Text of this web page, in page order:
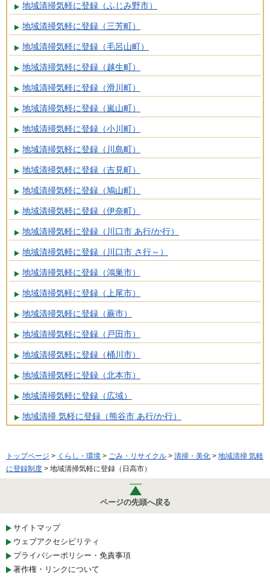
地域清掃気軽に登録（ふじみ野市）
地域清掃気軽に登録（三芳町）
地域清掃気軽に登録（毛呂山町）
地域清掃気軽に登録（越生町）
地域清掃気軽に登録（滑川町）
地域清掃気軽に登録（嵐山町）
地域清掃気軽に登録（小川町）
地域清掃気軽に登録（川島町）
地域清掃気軽に登録（吉見町）
地域清掃気軽に登録（鳩山町）
地域清掃気軽に登録（伊奈町）
地域清掃気軽に登録（川口市 あ行/か行）
地域清掃気軽に登録（川口市 さ行～）
地域清掃気軽に登録（鴻巣市）
地域清掃気軽に登録（上尾市）
地域清掃気軽に登録（蕨市）
地域清掃気軽に登録（戸田市）
地域清掃気軽に登録（桶川市）
地域清掃気軽に登録（北本市）
地域清掃気軽に登録（広域）
地域清掃 気軽に登録（熊谷市 あ行/か行）
トップページ > くらし・環境 > ごみ・リサイクル > 清掃・美化 > 地域清掃 気軽
に登録制度 > 地域清掃気軽に登録（日高市）
ページの先頭へ戻る
サイトマップ
ウェブアクセシビリティ
プライバシーポリシー・免責事項
著作権・リンクについて